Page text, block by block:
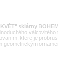
sklárny
válcovitého
které je
geometrickým